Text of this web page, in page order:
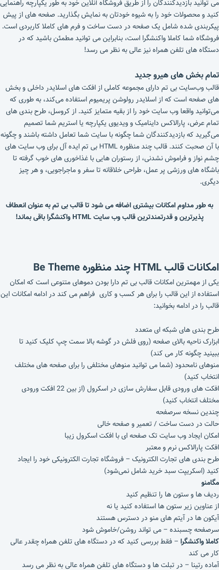
می توانید بازدیدکنندگان را از طریق فروشگاه آنلاین خود به طور یکپارچه راهنمایی
کنید و محصولات خود را به شیوه خودتان به نمایش بگذارید. صفحه های از پیش
پیکربندی شده شامل یک صفحه در دست ساخت و فرم های کاملا کاربردی است.
فروشگاه شما کاملا واکنشگرا است، بنابراین می توانید مطمئن باشید که در
دستگاه های تلفن همراه نیز عالی به نظر می رسد!
تمام بخش های هیرو جدید
قالب وب‌سایت بی تم دارای مجموعه کاملی از افکت های اسلایدر داخلی و بخش‌
های صفحه است که از اسلایدر رولوشن پریمیوم استفاده می‌کند، به طوری که
می‌توانید واقعا وب‌ سایت خود را از بقیه متمایز کنید. از کروسل، طرح‌ بندی‌ های
تمام عرض، پارالاکس داینامیک و ویدیوی یکپارچه یا استریم شما تصمیم
می‌گیرید که بازدیدکنندگان شما چگونه با سایت شما تعامل داشته باشند و چگونه
با آن صحبت کنند. قالب چند منظوره HTML بی تم ایده‌ آل برای وب‌ سایت‌ های
چشم‌ نواز و فراموش‌ نشدنی، از رستوران‌ هایی با غذاخوری‌ های خوب گرفته تا
باشگاه‌ های ورزشی پر عمل، طراحی خلاقانه تا سفر و ماجراجویی، و هر چیز
دیگری.
به طور مداوم امکانات بیشتری اضافه می‌ شود تا قالب بی تم به عنوان انعطاف‌
پذیرترین و قدرتمندترین قالب وب‌ سایت HTML واکنشگرا باقی بماند!
امکانات قالب HTML چند منظوره Be Theme
یکی از مهمترین امکانات قالب بی تم دارا بودن دموهای متنوعی است که امکان
استفاده از این قالب را برای هر کسب و کاری فراهم می کند در ادامه امکانات این
قالب را در ادامه بخوانید:
طرح بندی های شبکه ای متعدد
ابزارک ناحیه بالای صفحه (روی فلش در گوشه بالا سمت چپ کلیک کنید تا
ببینید چگونه کار می کند)
منوهای نامحدود (شما می توانید منوهای مختلفی را برای صفحه های مختلف
انتخاب کنید)
افکت های ورودی قابل سفارش سازی در اسکرول (از بین 22 افکت ورودی
مختلف انتخاب کنید)
چندین نسخه سرصفحه
حالت در دست ساخت / تعمیر و صفحه خالی
امکان ایجاد وب سایت تک صفحه ای با افکت اسکرول زیبا
افکت پارالاکس نرم و معتبر
طرح‌ بندی‌ های تجارت الکترونیک – فروشگاه تجارت الکترونیکی خود را ایجاد
کنید (اسکریپت سبد خرید شامل نمی‌شود)
مگامنو
ردیف ها و ستون ها را تنظیم کنید
از عناوین زیر ستون ها استفاده کنید یا نه
آیکون ها در آیتم های منو در دسترس هستند
سرصفحه چسبنده – می تواند روشن/خاموش شود
کاملا واکنشگرا – فقط بررسی کنید که در دستگاه های تلفن همراه چقدر عالی
کار می کند
آماده رتینا – در تبلت ها و دستگاه های تلفن همراه عالی به نظر می رسد